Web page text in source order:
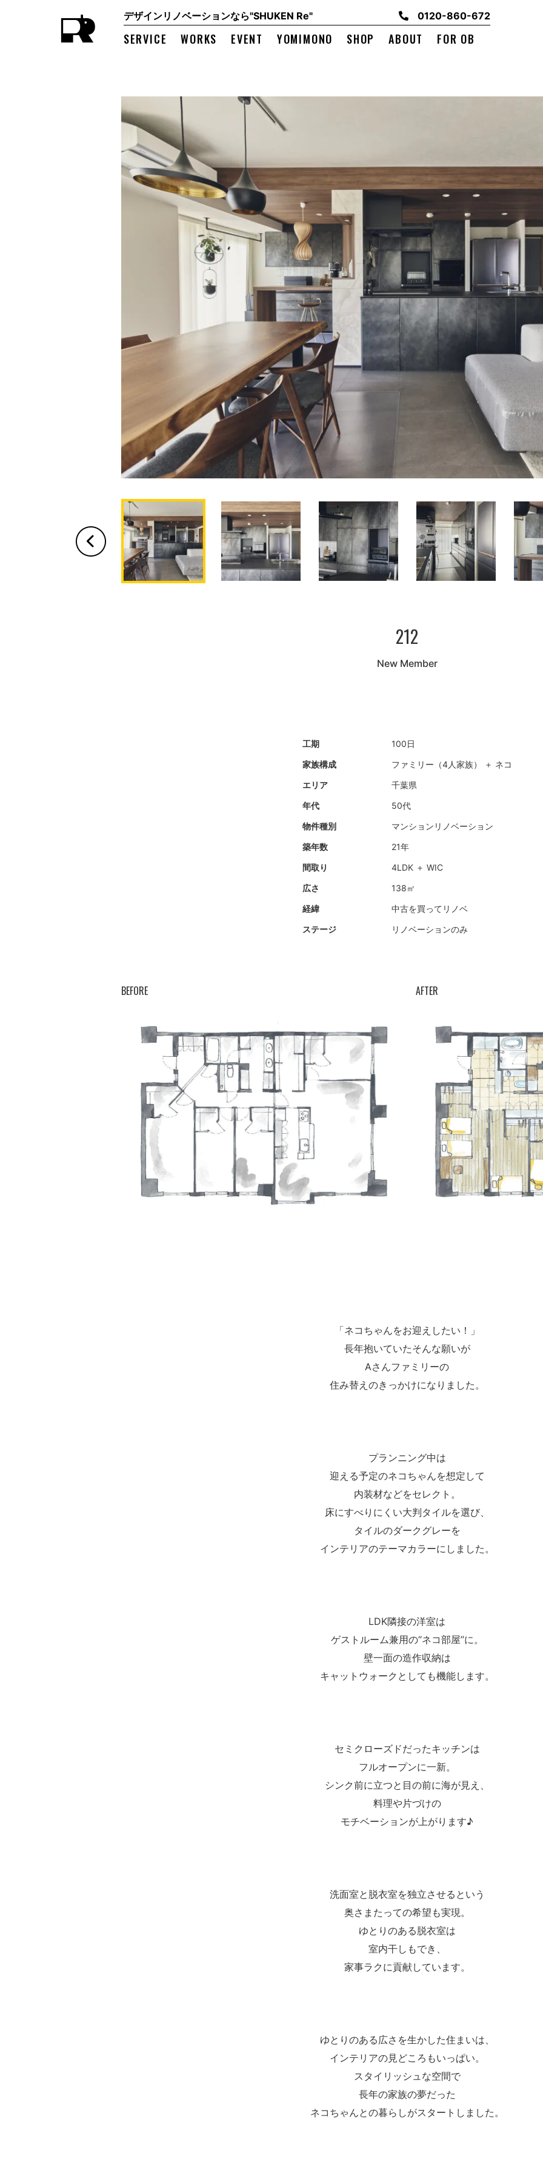
デザインリノベーションなら"SHUKEN Re" 0120-860-672
SERVICE WORKS EVENT YOMIMONO SHOP ABOUT FOR OB
212
New Member
工期
100日
家族構成
ファミリー（4人家族） ＋ ネコ
エリア
千葉県
年代
50代
物件種別
マンション リノベーション
築年数
21年
間取り
4LDK ＋ WIC
広さ
138㎡
経緯
中古を買ってリノベ
ステージ
リノベーションのみ
BEFORE AFTER
「ネコちゃんをお迎えしたい！」
長年抱いていたそんな願いが
Aさんファミリーの
住み替えのきっかけになりました。
プランニング中は
迎える予定のネコちゃんを想定して
内装材などをセレクト。
床にすべりにくい大判タイルを選び、
タイルのダークグレーを
インテリアのテーマカラーにしました。
LDK隣接の洋室は
ゲストルーム兼用の“ネコ部屋”に。
壁一面の造作収納は
キャットウォークとしても機能します。
セミクローズドだったキッチンは
フルオープンに一新。
シンク前に立つと目の前に海が見え、
料理や片づけの
モチベーションが上がります♪
洗面室と脱衣室を独立させるという
奥さまたっての希望も実現。
ゆとりのある脱衣室は
室内干しもでき、
家事ラクに貢献しています。
ゆとりのある広さを生かした住まいは、
インテリアの見どころもいっぱい。
スタイリッシュな空間で
長年の家族の夢だった
ネコちゃんとの暮らしがスタートしました。